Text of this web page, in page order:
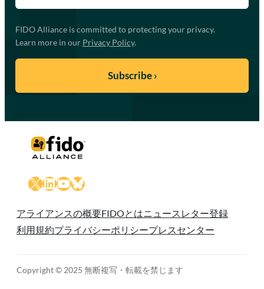
FIDO Alliance is committed to protecting your privacy.
Learn more in our Privacy Policy.
X LinkedIn
YouTube
Bluesky
アライアンスの概要FIDOとは ニュースレター登録
利用規約プライバシーポリシープレスセンター
Copyright © 2025 無断複写・転載を禁じます